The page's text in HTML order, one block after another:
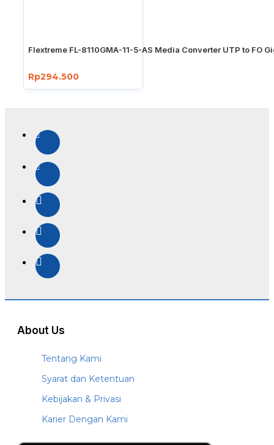
Flextreme FL-8110GMA-11-5-AS Media Converter UTP to FO
Rp294.500
About Us
Tentang Kami
Syarat dan Ketentuan
Kebijakan & Privasi
Karier Dengan Kami